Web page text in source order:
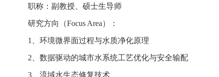
职称：副教授、硕士生导师
研究方向（Focus Area）：
1 、环境微界面过程与水质净化原理
2 、数据驱动的城市水系统工艺优化与安全输配
3 、流域水生态修复技术